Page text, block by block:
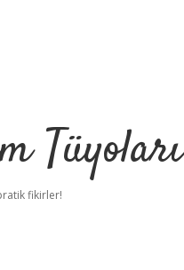
Tüyoları
fikirler!